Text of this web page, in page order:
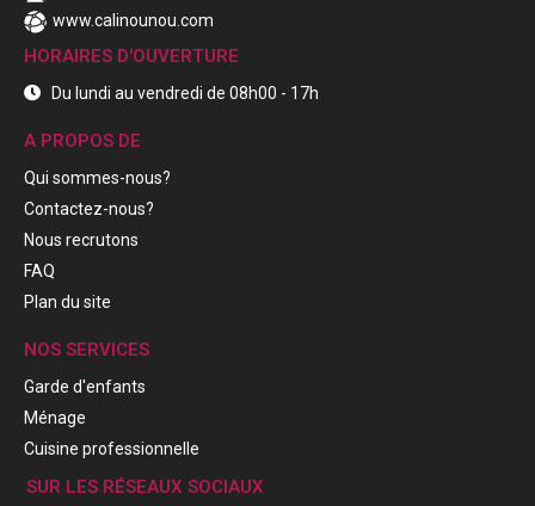
www.calinounou.com
HORAIRES D'OUVERTURE
Du lundi au vendredi de 08h00 - 17h
A PROPOS DE
Qui sommes-nous?
Contactez-nous?
Nous recrutons
FAQ
Plan du site
NOS SERVICES
Garde d'enfants
Ménage
Cuisine professionnelle
SUR LES RÉSEAUX SOCIAUX